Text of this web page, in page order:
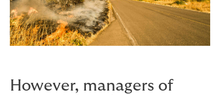
However, managers of